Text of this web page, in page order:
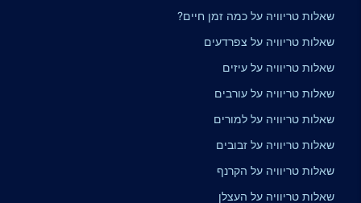
שאלות טריוויה על כמה זמן חיים?
שאלות טריוויה על צפרדעים
שאלות טריוויה על עיזים
שאלות טריוויה על עורבים
שאלות טריוויה על למורים
שאלות טריוויה על זבובים
שאלות טריוויה על הקרנף
שאלות טריוויה על העצלן